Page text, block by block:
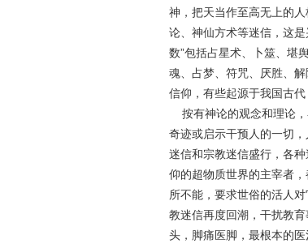
神，把天当作至高无上的
论、神仙方术等迷信，这
数”包括占星术、卜筮、堪
魂、占梦、符咒、厌胜、
信仰，有些起源于我国古
按有神论的观念和理论，
奇迹或启示干预人的一切
迷信和宗教迷信盛行，各
仰的超物质世界的主宰者
所不能，要求世俗的活人
教迷信再度回潮，干扰教
头，脚痛医脚，最根本的